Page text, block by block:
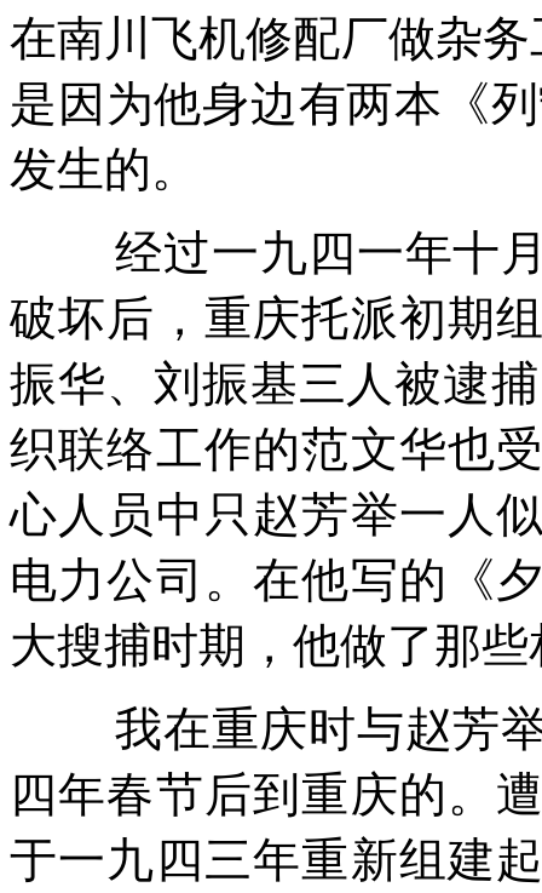
在南川飞机修配厂做杂
是因为他身边有两本《
发生的。
经过一九四一年十
破坏后，重庆托派初期
振华、刘振基三人被逮
织联络工作的范文华也
心人员中只赵芳举一人
电力公司。在他写的《
大搜捕时期，他做了那
我在重庆时与赵芳
四年春节后到重庆的。
于一九四三年重新组建